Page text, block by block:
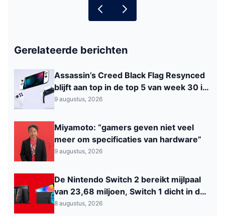
Gerelateerde berichten
Assassin’s Creed Black Flag Resynced
blijft aan top in de top 5 van week 30 in
België
9 augustus, 2026
Miyamoto: “gamers geven niet veel
meer om specificaties van hardware”
9 augustus, 2026
De Nintendo Switch 2 bereikt mijlpaal
van 23,68 miljoen, Switch 1 dicht in de
buurt van de PS2
8 augustus, 2026